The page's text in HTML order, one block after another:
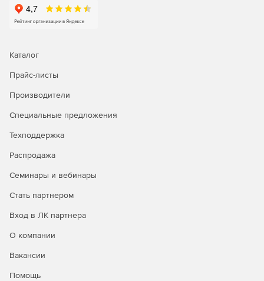
Каталог
Прайс-листы
Производители
Специальные предложения
Техподдержка
Распродажа
Семинары и вебинары
Стать партнером
Вход в ЛК партнера
О компании
Вакансии
Помощь